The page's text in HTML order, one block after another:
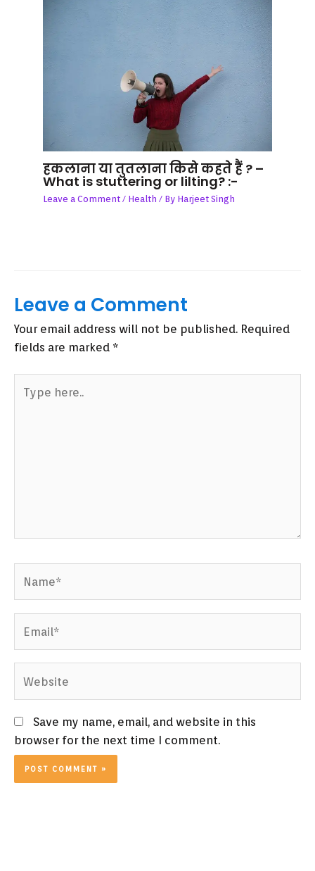
हकलाना या तुतलाना किसे कहते हैं ? –
What is stuttering or lilting? :-
Leave a Comment / Health / By Harjeet Singh
Leave a Comment
Your email address will not be published. Required
fields are marked *
here..
Save my name, email, and website in this
browser for the next time I comment.